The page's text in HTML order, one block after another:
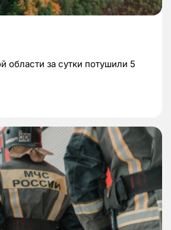
области за сутки потушили 5